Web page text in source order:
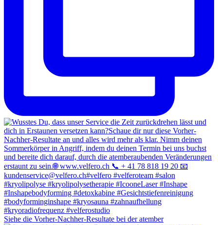
Siehe die Vorher-Nachher-Resultate bei der atember